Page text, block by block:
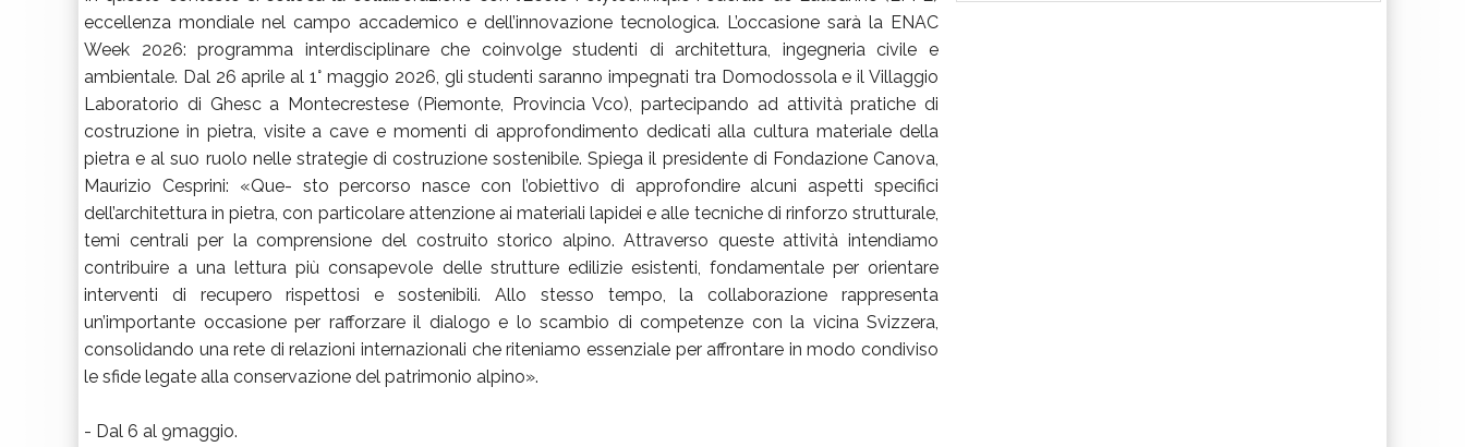
eccellenza mondiale nel campo accademico e dell’innovazione tecnologica. L’occasione sarà la ENAC
Week 2026: programma interdisciplinare che coinvolge studenti di architettura, ingegneria civile e
ambientale. Dal 26 aprile al 1° maggio 2026, gli studenti saranno impegnati tra Domodossola e il Villaggio
Laboratorio di Ghesc a Montecrestese (Piemonte, Provincia Vco), partecipando ad attività pratiche di
costruzione in pietra, visite a cave e momenti di approfondimento dedicati alla cultura materiale della
pietra e al suo ruolo nelle strategie di costruzione sostenibile. Spiega il presidente di Fondazione Canova,
Maurizio Cesprini: «Que- sto percorso nasce con l’obiettivo di approfondire alcuni aspetti specifici
dell’architettura in pietra, con particolare attenzione ai materiali lapidei e alle tecniche di rinforzo strutturale,
temi centrali per la comprensione del costruito storico alpino. Attraverso queste attività intendiamo
contribuire a una lettura più consapevole delle strutture edilizie esistenti, fondamentale per orientare
interventi di recupero rispettosi e sostenibili. Allo stesso tempo, la collaborazione rappresenta
un’importante occasione per rafforzare il dialogo e lo scambio di competenze con la vicina Svizzera,
consolidando una rete di relazioni internazionali che riteniamo essenziale per affrontare in modo condiviso
le sfide legate alla conservazione del patrimonio alpino».
- Dal 6 al 9maggio.